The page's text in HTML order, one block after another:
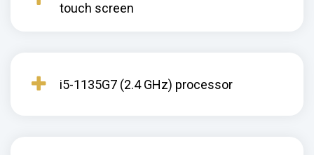
touch screen
i5-1135G7 (2.4 GHz) processor